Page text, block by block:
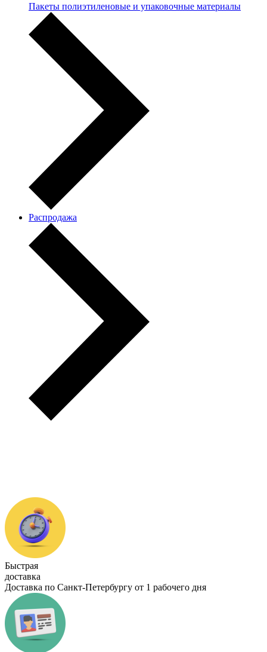
Пакеты полиэтиленовые и упаковочные материалы
Распродажа
Быстрая
доставка
Доставка по Санкт-Петербургу от 1 рабочего дня